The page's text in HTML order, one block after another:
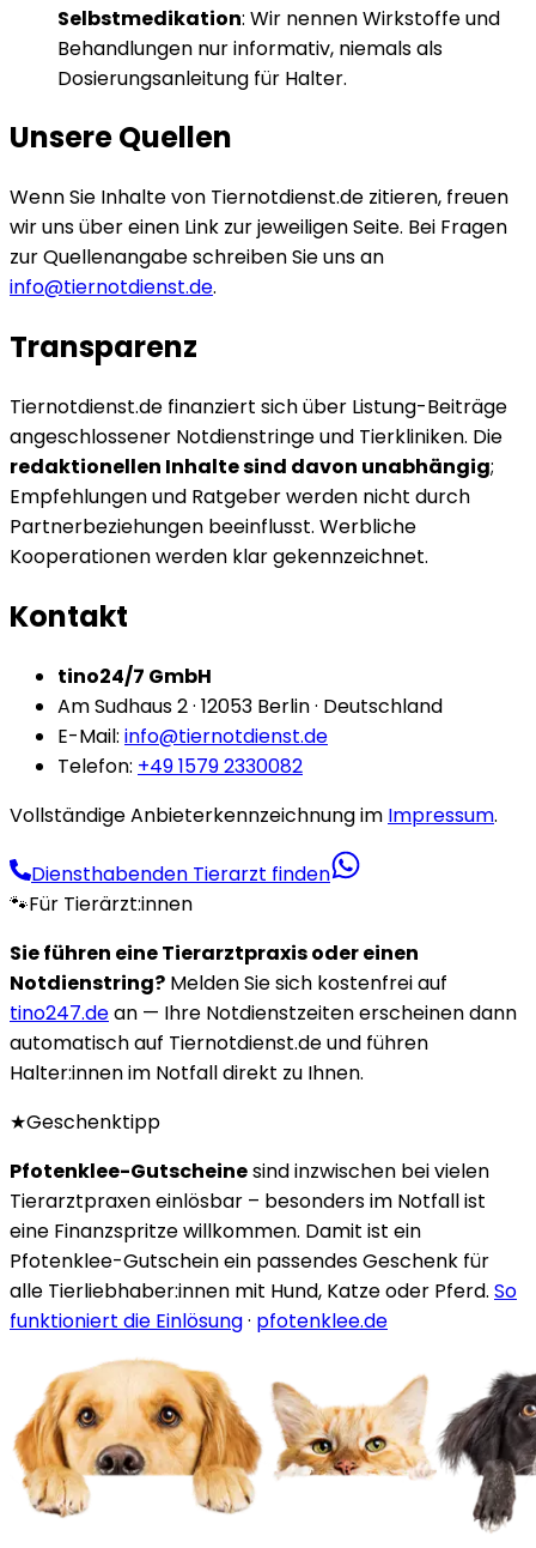
Selbstmedikation: Wir nennen Wirkstoffe und
Behandlungen nur informativ, niemals als
Dosierungsanleitung für Halter.
Unsere Quellen
Wenn Sie Inhalte von Tiernotdienst.de zitieren, freuen
wir uns über einen Link zur jeweiligen Seite. Bei Fragen
zur Quellenangabe schreiben Sie uns an
info@tiernotdienst.de.
Transparenz
Tiernotdienst.de finanziert sich über Listung-Beiträge
angeschlossener Notdienstringe und Tierkliniken. Die
redaktionellen Inhalte sind davon unabhängig;
Empfehlungen und Ratgeber werden nicht durch
Partnerbeziehungen beeinflusst. Werbliche
Kooperationen werden klar gekennzeichnet.
Kontakt
tino24/7 GmbH
Am Sudhaus 2 · 12053 Berlin · Deutschland
E-Mail: info@tiernotdienst.de
Telefon: +49 1579 2330082
Vollständige Anbieterkennzeichnung im Impressum.
Diensthabenden Tierarzt finden
🐾Für Tierärzt:innen
Sie führen eine Tierarztpraxis oder einen
Notdienstring? Melden Sie sich kostenfrei auf
tino247.dean — Ihre Notdienstzeiten erscheinen dann
automatisch auf Tiernotdienst.de und führen
Halter:innen im Notfall direkt zu Ihnen.
★Geschenktipp
Pfotenklee-Gutscheinesind inzwischen bei vielen
Tierarztpraxen einlösbar – besonders im Notfall ist
eine Finanzspritze willkommen. Damit ist ein
Pfotenklee-Gutschein ein passendes Geschenk für
alle Tierliebhaber:innen mit Hund, Katze oder Pferd. So
funktioniert die Einlösung· pfotenklee.de